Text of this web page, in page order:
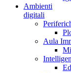
Ambienti
digitali
Aula